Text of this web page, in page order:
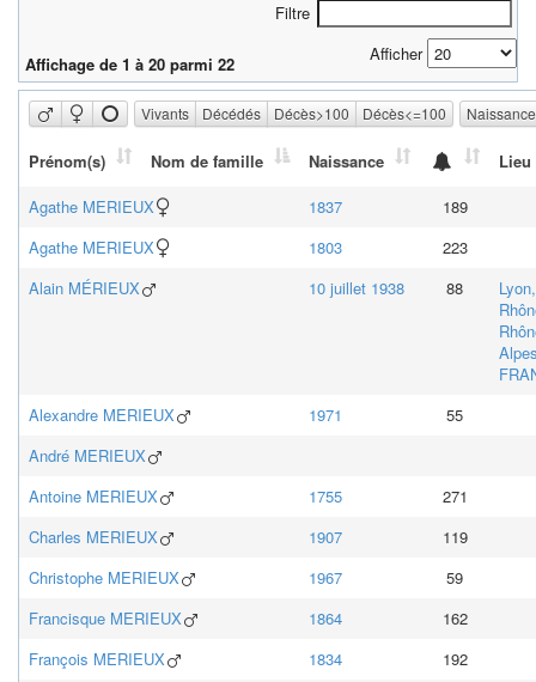
Filtre
Affichage de 1 à 20 parmi 22 Afficher
Vivants Décédés Décès>100 Décès<=100
Prénom(s) Nom de famille Naissance Lieu
Agathe MERIEUX 1837
189
Agathe MERIEUX 1803
223
Alain MÉRIEUX 10 juillet 1938 88
Alexandre MERIEUX 1971
55
André MERIEUX
Antoine MERIEUX 1755
271
Charles MERIEUX 1907
119
Christophe MERIEUX 1967
59
Francisque MERIEUX 1864
162
François MERIEUX 1834
192